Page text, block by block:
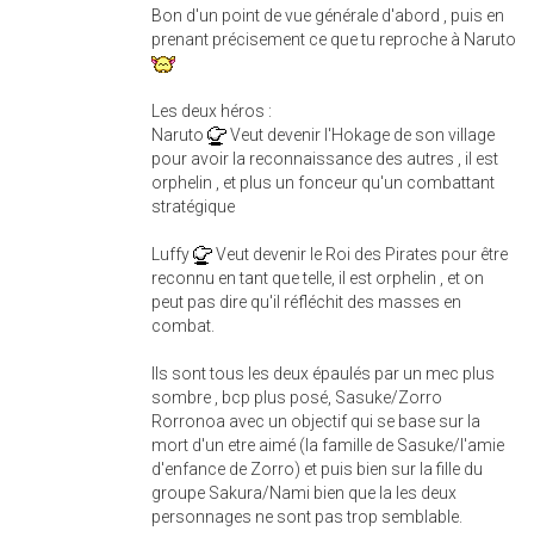
Bon d'un point de vue générale d'abord , puis en
prenant précisement ce que tu reproche à Naruto
Les deux héros :
Naruto
Veut devenir l'Hokage de son village
pour avoir la reconnaissance des autres , il est
orphelin , et plus un fonceur qu'un combattant
stratégique
Luffy
Veut devenir le Roi des Pirates pour être
reconnu en tant que telle, il est orphelin , et on
peut pas dire qu'il réfléchit des masses en
combat.
Ils sont tous les deux épaulés par un mec plus
sombre , bcp plus posé, Sasuke/Zorro
Rorronoa avec un objectif qui se base sur la
mort d'un etre aimé (la famille de Sasuke/l'amie
d'enfance de Zorro) et puis bien sur la fille du
groupe Sakura/Nami bien que la les deux
personnages ne sont pas trop semblable.